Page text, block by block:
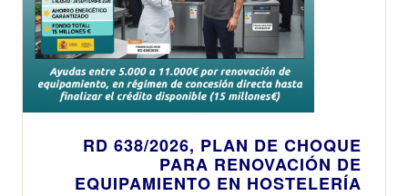
RD 638/2026, PLAN DE CHOQUE
PARA RENOVACIÓN DE
EQUIPAMIENTO EN HOSTELERÍA